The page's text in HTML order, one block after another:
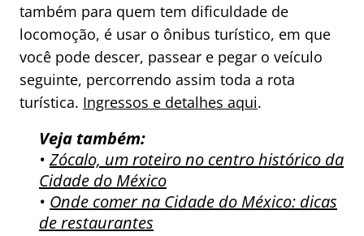
também para quem tem dificuldade de
locomoção, é usar o ônibus turístico, em que
você pode descer, passear e pegar o veículo
seguinte, percorrendo assim toda a rota
turística. Ingressos e detalhes aqui.
Veja também:
•Zócalo, um roteiro no centro histórico da
Cidade do México
• Onde comer na Cidade do México: dicas
de restaurantes